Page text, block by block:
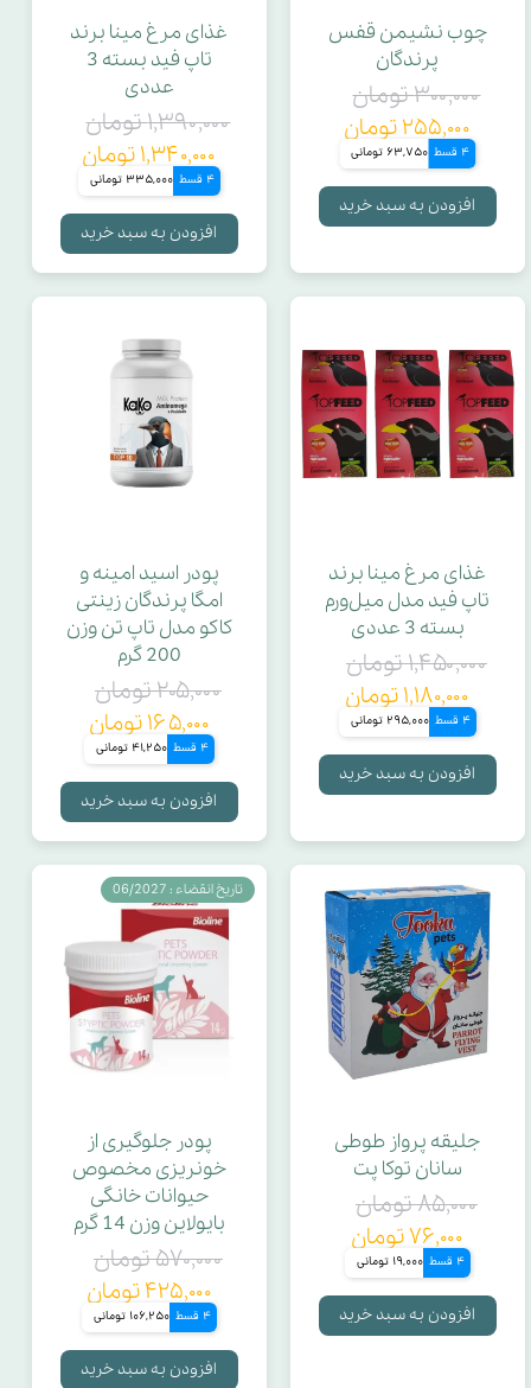
چوب نشیمن قفس
پرندگان
۳۰۰,۰۰۰ تومان
۲۵۵,۰۰۰ تومان
4 قسط 63,750 تومانی
افزودن به سبد خرید
غذای مرغ مینا برند
تاپ فید بسته 3
عددی
۱,۳۹۰,۰۰۰ تومان
۱,۳۴۰,۰۰۰ تومان
4 قسط 335,000 تومانی
افزودن به سبد خرید
غذای مرغ مینا برند
تاپ فید مدل میل‌ورم
بسته 3 عددی
۱,۴۵۰,۰۰۰ تومان
۱,۱۸۰,۰۰۰ تومان
4 قسط 295,000 تومانی
افزودن به سبد خرید
پودر اسید امینه و
امگا پرندگان زینتی
کاکو مدل تاپ تن وزن
200 گرم
۲۰۵,۰۰۰ تومان
۱۶۵,۰۰۰ تومان
4 قسط 41,250 تومانی
افزودن به سبد خرید
جلیقه پرواز طوطی
سانان توکا پت
۸۵,۰۰۰ تومان
۷۶,۰۰۰ تومان
4 قسط 19,000 تومانی
افزودن به سبد خرید
پودر جلوگیری از
خونریزی مخصوص
حیوانات خانگی
بایولاین وزن 14 گرم
۵۷۰,۰۰۰ تومان
۴۲۵,۰۰۰ تومان
4 قسط 106,250 تومانی
افزودن به سبد خرید
تاریخ انقضاء : 06/2027